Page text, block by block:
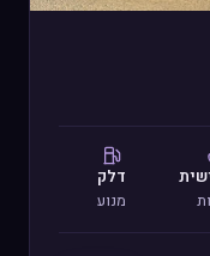
דלק
מנוע